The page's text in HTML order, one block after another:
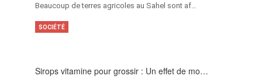
Beaucoup de terres agricoles au Sahel sont af…
Sirops vitamine pour grossir : Un effet de mo…
SOCIÉTÉ